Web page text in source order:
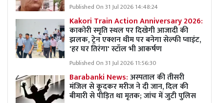
Published On 31 Jul 2026 14:48:24
Kakori Train Action Anniversary 2026:
काकोरी स्मृति स्थल पर दिखेगी आजादी की
झलक, ट्रेन एक्शन थीम पर बनेगा सेल्फी प्वाइंट,
'हर घर तिरंगा' स्टॉल भी आकर्षण
Published On 31 Jul 2026 11:56:30
Barabanki News:अस्पताल की तीसरी
मंजिल से कूदकर मरीज ने दी जान, दिल की
बीमारी से पीड़ित था मृतक; जांच में जुटी पुलिस